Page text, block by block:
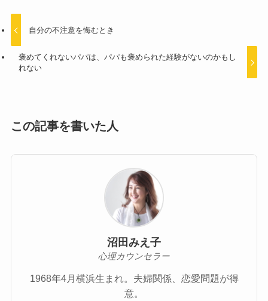
自分の不注意を悔むとき
褒めてくれないパパは、パパも褒められた経験がないのかもし
れない
この記事を書いた人
沼田みえ子
心理カウンセラー
1968年4月横浜生まれ。夫婦関係、恋愛問題が得
意。